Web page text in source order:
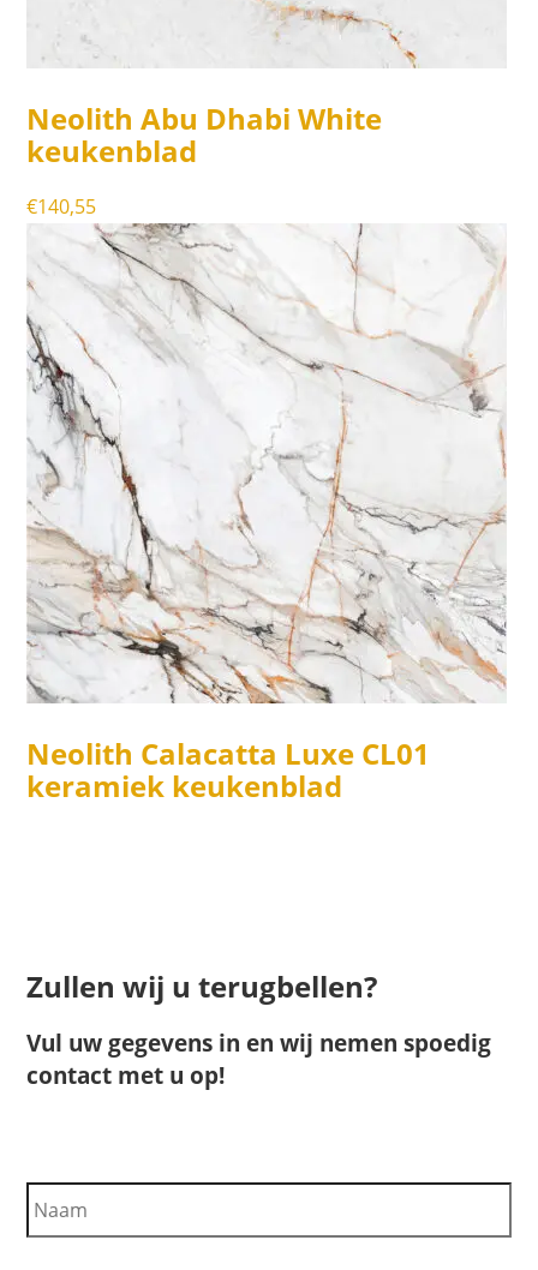
Neolith Abu Dhabi White
keukenblad
€140,55
Neolith Calacatta Luxe CL01
keramiek keukenblad
Zullen wij u terugbellen?
Vul uw gegevens in en wij nemen spoedig
contact met u op!
N
a